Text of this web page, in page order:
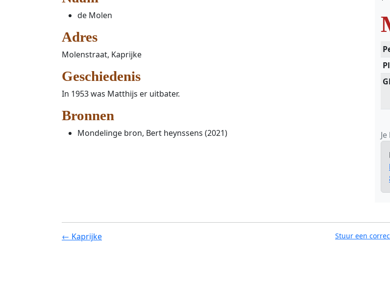
de Molen
Adres
Molenstraat, Kaprijke
Geschiedenis
In 1953 was Matthijs er uitbater.
Bronnen
Mondelinge bron, Bert heynssens (2021)
← Kaprijke Stuur een